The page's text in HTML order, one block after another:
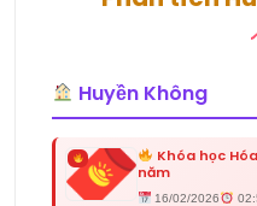
Huyền Không
Khóa học
năm
16/02/2026